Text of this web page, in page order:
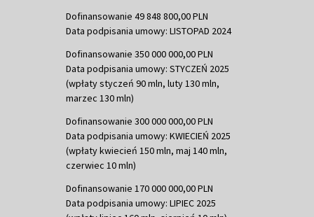
Dofinansowanie 49 848 800,00 PLN
Data podpisania umowy: LISTOPAD 2024
Dofinansowanie 350 000 000,00 PLN
Data podpisania umowy: STYCZEŃ 2025
(wpłaty styczeń 90 mln, luty 130 mln,
marzec 130 mln)
Dofinansowanie 300 000 000,00 PLN
Data podpisania umowy: KWIECIEŃ 2025
(wpłaty kwiecień 150 mln, maj 140 mln,
czerwiec 10 mln)
Dofinansowanie 170 000 000,00 PLN
Data podpisania umowy: LIPIEC 2025